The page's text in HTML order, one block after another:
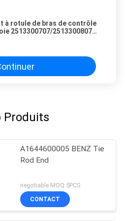
à rotule de bras de contrôle
2513300707/2513300807
Produits
A1644600005 BENZ Tie
Rod End
negotiable MOQ:5PCS
CONTACT